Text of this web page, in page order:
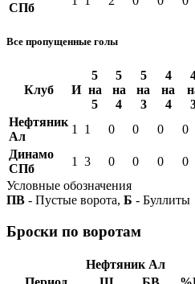
СПб
Все пропущенные голы
Клуб И
5
на
5
5
на
4
5
на
3
4
на
4
Нефтяник
Ал
1 1 0 0 0 0
Динамо
СПб
1 3 0 0 0 0
Условные обозначения
ПВ - Пустые ворота, Б - Буллиты
Броски по воротам
Нефтяник Ал